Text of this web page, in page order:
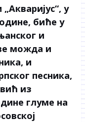
у
биће у
и
можда и
и
песника,
из
глуме на